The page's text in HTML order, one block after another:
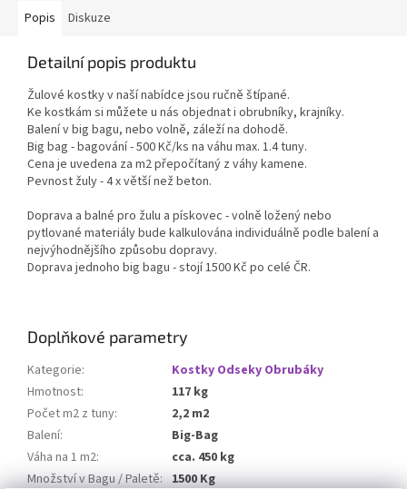
Popis Diskuze
Detailní popis produktu
Žulové kostky v naší nabídce jsou ručně štípané.
Ke kostkám si můžete u nás objednat i obrubníky, krajníky.
Balení v big bagu, nebo volně, záleží na dohodě.
Big bag - bagování - 500 Kč/ks na váhu max. 1.4 tuny.
Cena je uvedena za m2 přepočítaný z váhy kamene.
Pevnost žuly - 4 x větší než beton.
Doprava a balné pro žulu a pískovec - volně ložený nebo
pytlované materiály bude kalkulována individuálně podle balení a
nejvýhodnějšího způsobu dopravy.
Doprava jednoho big bagu - stojí 1500 Kč po celé ČR.
Doplňkové parametry
Kategorie:
Kostky Odseky Obrubáky
Hmotnost:
117 kg
Počet m2 z tuny:
2,2 m2
Balení:
Big-Bag
Váha na 1 m2:
cca. 450 kg
Množství v Bagu / Paletě: 1500 Kg